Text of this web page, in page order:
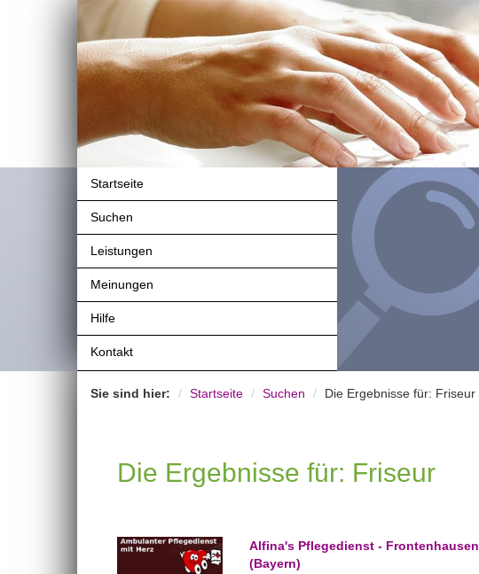
Startseite
Suchen
Leistungen
Meinungen
Hilfe
Kontakt
Sie sind hier: Startseite Suchen Die Ergebnisse für: Friseur
Die Ergebnisse für: Friseur
Alfina's Pflegedienst - Frontenhausen
(Bayern)